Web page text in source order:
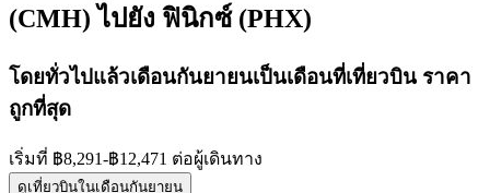
(CMH) ไปยัง ฟินิกซ์ (PHX)
โดยทั่วไปแล้วเดือนกันยายนเป็นเดือนที่เที่ยวบิน ราคา
ถูกที่สุด
เริ่มที่ ฿8,291-฿12,471 ต่อผู้เดินทาง
ดูเที่ยวบินในเดือนกันยายน